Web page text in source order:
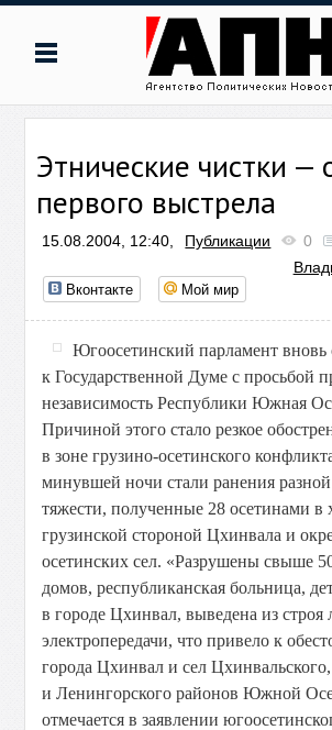
Этнические чистки —
первого выстрела
15.08.2004, 12:40, Публикации 0
Вконтакте Мой мир
Югоосетинский парламент вновь
к Государственной Думе с просьбой
независимость Республики Южная
Причиной этого стало резкое
в зоне грузино-осетинского
минувшей ночи стали ранения
тяжести, полученные 28 осетинами в
грузинской стороной Цхинвала и
осетинских сел. «Разрушены свыше
домов, республиканская больница,
в городе Цхинвал, выведена из строя
электропередачи, что привело к
города Цхинвал и сел Цхинвальского,
и Ленингорского районов Южной
отмечается в заявлении